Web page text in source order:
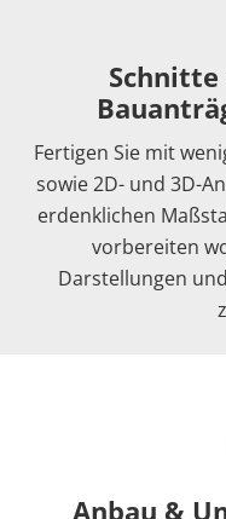
Fertigen Sie mit
sowie 2D- und 3D-
erdenklichen
vorbereiten
Darstellungen
Anbau &